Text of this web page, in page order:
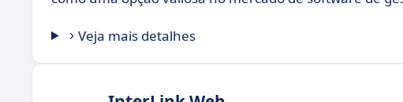
Veja mais detalhes